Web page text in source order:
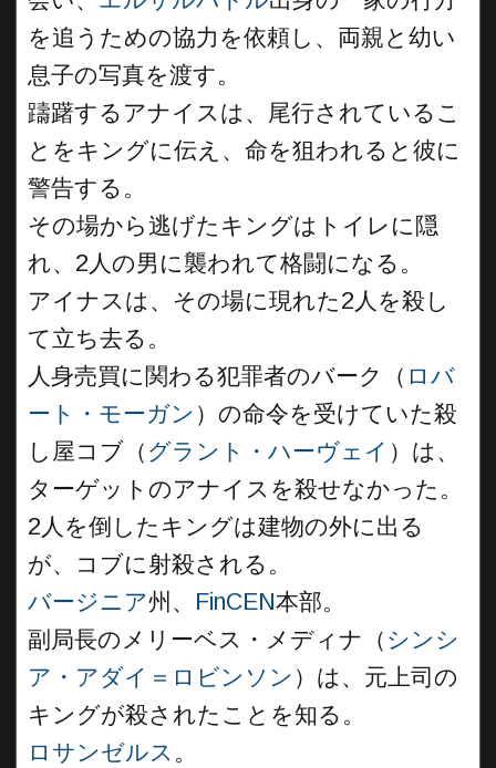
を追うための協力を依頼し、両親と幼い
息子の写真を渡す。
躊躇するアナイスは、尾行されているこ
とをキングに伝え、命を狙われると彼に
警告する。
その場から逃げたキングはトイレに隠
れ、2人の男に襲われて格闘になる。
アイナスは、その場に現れた2人を殺し
て立ち去る。
人身売買に関わる犯罪者のバーク（ ロバ
ート・モーガン ）の命令を受けていた殺
し屋コブ（ グラント・ハーヴェイ ）は、
ターゲットのアナイスを殺せなかった。
2人を倒したキングは建物の外に出る
が、コブに射殺される。
バージニア州、 FinCEN本部。
副局長のメリーベス・メディナ（ シンシ
ア・アダイ＝ロビンソン ）は、元上司の
キングが殺されたことを知る。
ロサンゼルス 。